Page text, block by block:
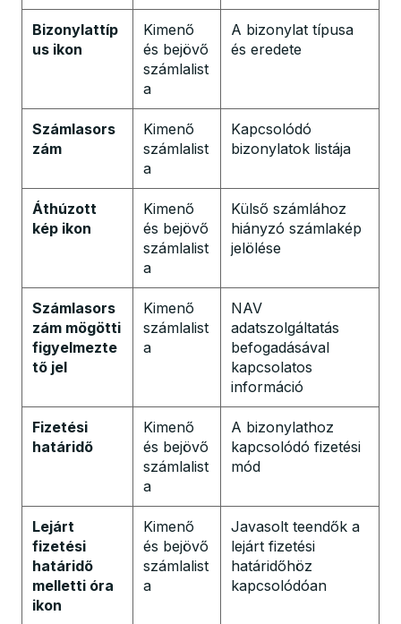
Bizonylattíp
us ikon
Kimenő
és bejövő
számlalist
a
A bizonylat típusa
és eredete
Számlasors
zám
Kimenő
számlalist
a
Kapcsolódó
bizonylatok listája
Áthúzott
kép ikon
Kimenő
és bejövő
számlalist
a
Külső számlához
hiányzó számlakép
jelölése
Számlasors
zám mögötti
figyelmezte
tő jel
Kimenő
számlalist
a
NAV
adatszolgáltatás
befogadásával
kapcsolatos
információ
Fizetési
határidő
Kimenő
és bejövő
számlalist
a
A bizonylathoz
kapcsolódó fizetési
mód
Lejárt
fizetési
határidő
melletti óra
ikon
Kimenő
és bejövő
számlalist
a
Javasolt teendők a
lejárt fizetési
határidőhöz
kapcsolódóan